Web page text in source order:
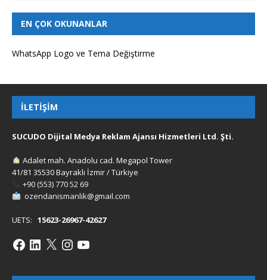
EN ÇOK OKUNANLAR
WhatsApp Logo ve Tema Değiştirme
İLETIŞIM
SUCUDO Dijital Medya Reklam Ajansı Hizmetleri Ltd. Şti.
Adalet mah. Anadolu cad. Megapol Tower
41/81 35530 Bayraklı İzmir / Türkiye
+90 (553) 770 52 69
ozendanismanlik@gmail.com
UETS: 15623-26967-42627